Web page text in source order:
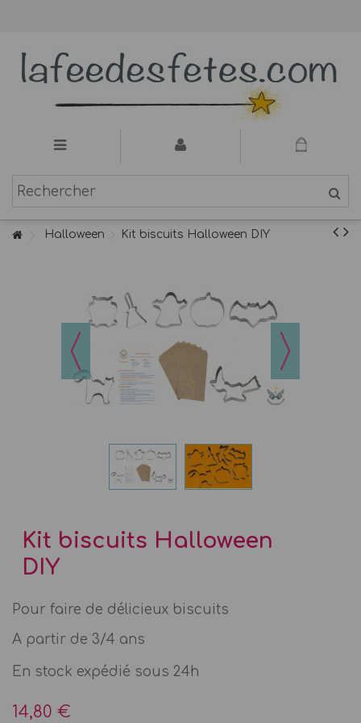
Halloween Kit biscuits Halloween DIY
Kit biscuits Halloween
DIY
Pour faire de délicieux biscuits
A partir de 3/4 ans
En stock expédié sous 24h
14,80 €